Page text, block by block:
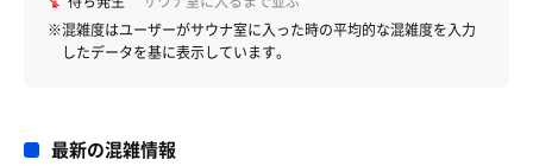
※混雑度はユーザーがサウナ室に入った時の平均的な混雑度を入力
したデータを基に表示しています。
最新の混雑情報